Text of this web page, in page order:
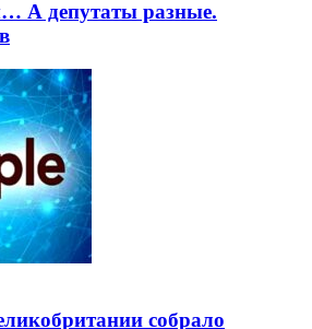
А депутаты разные.
собрало